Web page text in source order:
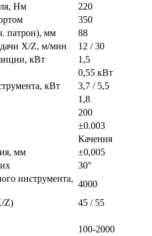
Нм
220
350
патрон), мм
88
X/Z, м/мин
12 / 30
кВт
1,5
0,55 кВт
кВт
3,7 / 5,5
1,8
200
±0.003
Качения
мм
±0,005
30°
инструмента,
4000
Z)
45 / 55
100-2000